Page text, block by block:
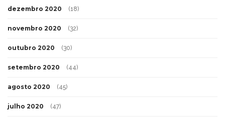
dezembro 2020 (18)
novembro 2020 (32)
outubro 2020 (30)
setembro 2020 (44)
agosto 2020 (45)
julho 2020 (47)